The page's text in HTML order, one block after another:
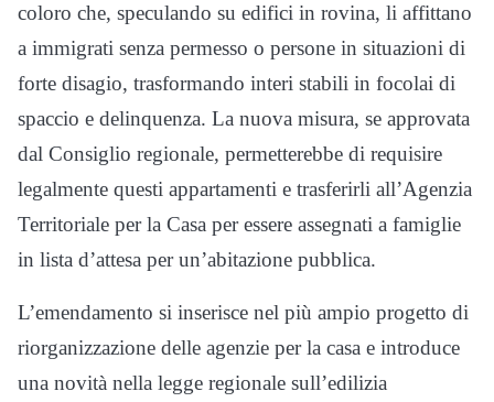
coloro che, speculando su edifici in rovina, li affittano
a immigrati senza permesso o persone in situazioni di
forte disagio, trasformando interi stabili in focolai di
spaccio e delinquenza. La nuova misura, se approvata
dal Consiglio regionale, permetterebbe di requisire
legalmente questi appartamenti e trasferirli all’Agenzia
Territoriale per la Casa per essere assegnati a famiglie
in lista d’attesa per un’abitazione pubblica.
L’emendamento si inserisce nel più ampio progetto di
riorganizzazione delle agenzie per la casa e introduce
una novità nella legge regionale sull’edilizia